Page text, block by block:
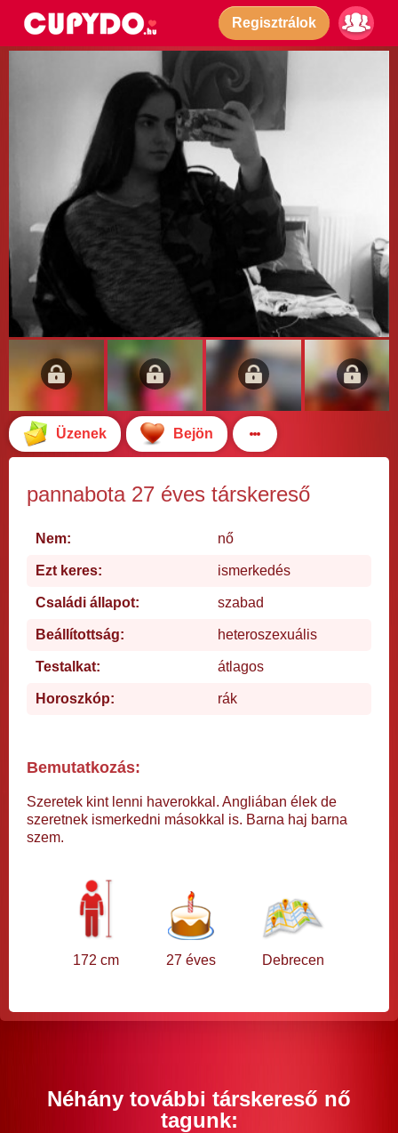
Regisztrálok
Üzenek Bejön
pannabota 27 éves társkereső
Nem: nő
Ezt keres: ismerkedés
Családi állapot: szabad
Beállítottság: heteroszexuális
Testalkat: átlagos
Horoszkóp: rák
Bemutatkozás:
Szeretek kint lenni haverokkal. Angliában élek de
szeretnek ismerkedni másokkal is. Barna haj barna
szem.
172 cm 27 éves Debrecen
Néhány további társkereső nő
tagunk: